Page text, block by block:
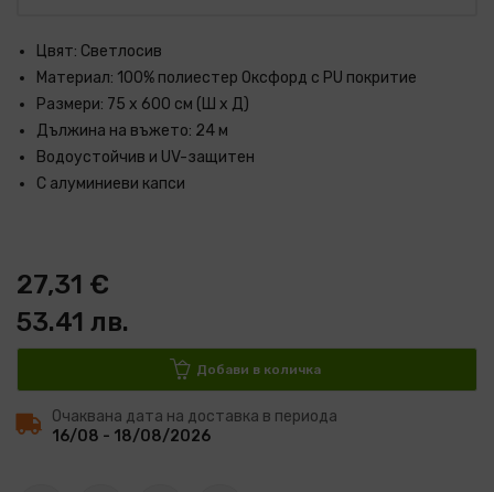
Цвят: Светлосив
Материал: 100% полиестер Оксфорд с PU покритие
Размери: 75 x 600 см (Ш x Д)
Дължина на въжето: 24 м
Водоустойчив и UV-защитен
С алуминиеви капси
27,31 €
53.41 лв.
Добави в количка
Очаквана дата на доставка в периода
16/08 - 18/08/2026